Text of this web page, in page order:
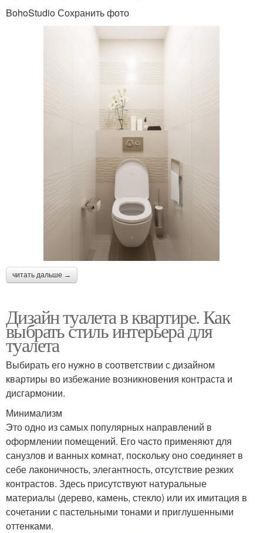
BohoStudio Сохранить фото
читать дальше →
Дизайн туалета в квартире. Как
выбрать стиль интерьера для
туалета
Выбирать его нужно в соответствии с дизайном
квартиры во избежание возникновения контраста и
дисгармонии.
Минимализм
Это одно из самых популярных направлений в
оформлении помещений. Его часто применяют для
санузлов и ванных комнат, поскольку оно соединяет в
себе лаконичность, элегантность, отсутствие резких
контрастов. Здесь присутствуют натуральные
материалы (дерево, камень, стекло) или их имитация в
сочетании с пастельными тонами и приглушенными
оттенками.